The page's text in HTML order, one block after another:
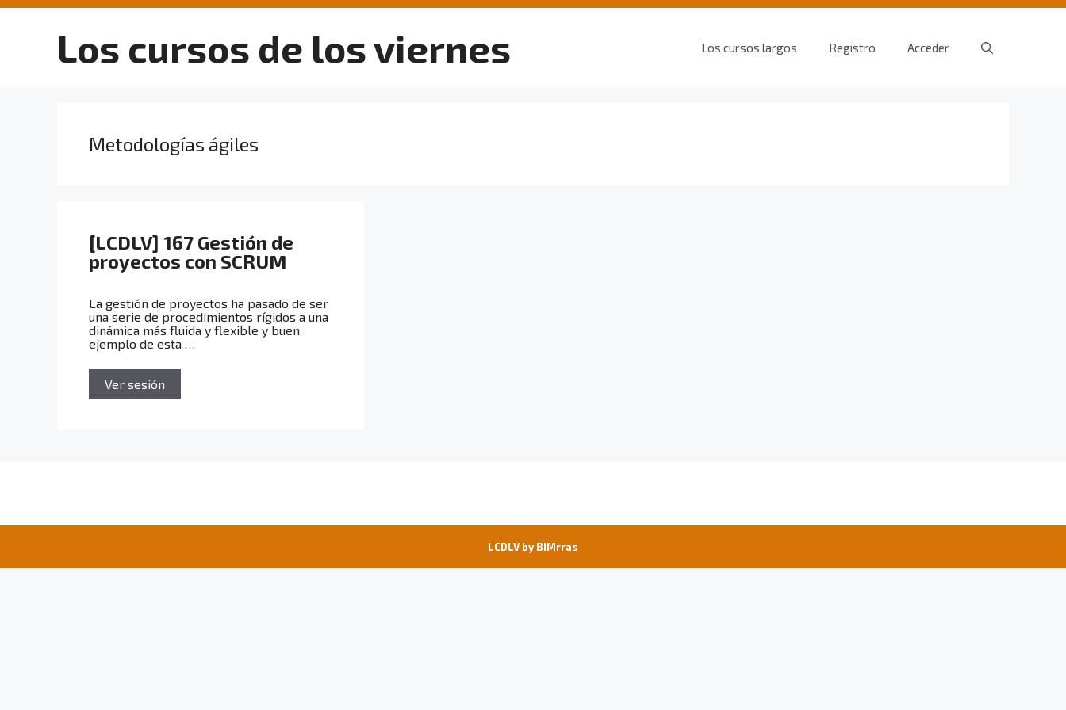
Saltar
Los cursos de los viernes Los cursos largos Registro Acceder
Metodologías ágiles
[LCDLV] 167 Gestión de
proyectos con SCRUM
La gestión de proyectos ha pasado de ser
una serie de procedimientos rígidos a una
dinámica más fluida y flexible y buen
ejemplo de esta …
Ver sesión
LCDLV by BIMrras